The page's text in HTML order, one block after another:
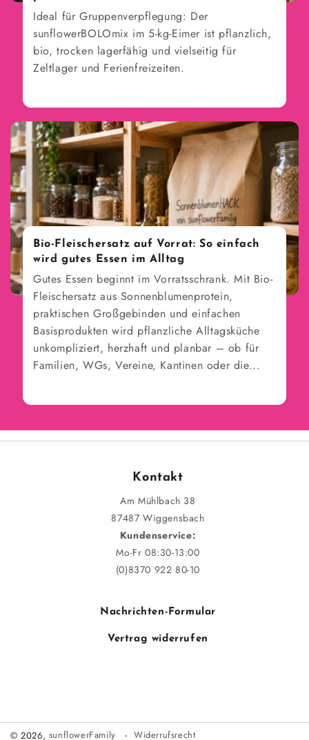
Ideal für Gruppenverpflegung: Der
sunflowerBOLOmix im 5-kg-Eimer ist pflanzlich,
bio, trocken lagerfähig und vielseitig für
Zeltlager und Ferienfreizeiten.
Bio-Fleischersatz auf Vorrat: So einfach
wird gutes Essen im Alltag
Gutes Essen beginnt im Vorratsschrank. Mit Bio-
Fleischersatz aus Sonnenblumenprotein,
praktischen Großgebinden und einfachen
Basisprodukten wird pflanzliche Alltagsküche
unkompliziert, herzhaft und planbar – ob für
Familien, WGs, Vereine, Kantinen oder die...
Kontakt
Am Mühlbach 38
87487 Wiggensbach
Kundenservice:
Mo-Fr 08:30-13:00
(0)8370 922 80-10
Nachrichten-Formular
Vertrag widerrufen
© 2026, sunflowerFamily Widerrufsrecht